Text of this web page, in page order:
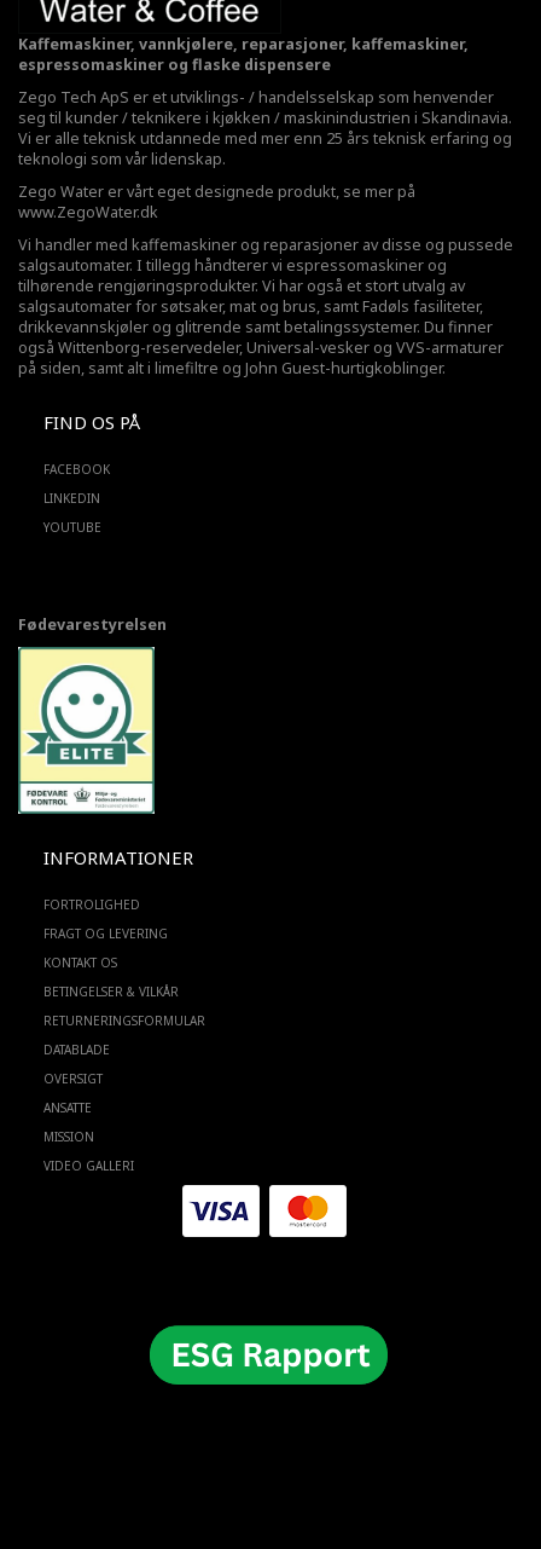
Kaffemaskiner, vannkjølere, reparasjoner, kaffemaskiner,
espressomaskiner og flaske dispensere
Zego Tech ApS er et utviklings- / handelsselskap som henvender
seg til kunder / teknikere i kjøkken / maskinindustrien i Skandinavia.
Vi er alle teknisk utdannede med mer enn 25 års teknisk erfaring og
teknologi som vår lidenskap.
Zego Water er vårt eget designede produkt, se mer på
www.ZegoWater.dk
Vi handler med kaffemaskiner og reparasjoner av disse og pussede
salgsautomater. I tillegg håndterer vi espressomaskiner og
tilhørende rengjøringsprodukter. Vi har også et stort utvalg av
salgsautomater for søtsaker, mat og brus, samt Fadøls fasiliteter,
drikkevannskjøler og glitrende samt betalingssystemer. Du finner
også Wittenborg-reservedeler, Universal-vesker og VVS-armaturer
på siden, samt alt i limefiltre og John Guest-hurtigkoblinger.
FIND OS PÅ
FACEBOOK
LINKEDIN
YOUTUBE
Fødevarestyrelsen
INFORMATIONER
FORTROLIGHED
FRAGT OG LEVERING
KONTAKT OS
BETINGELSER & VILKÅR
RETURNERINGSFORMULAR
DATABLADE
OVERSIGT
ANSATTE
MISSION
VIDEO GALLERI